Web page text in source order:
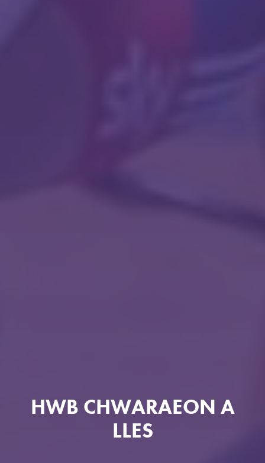
HWB CHWARAEON A
LLES